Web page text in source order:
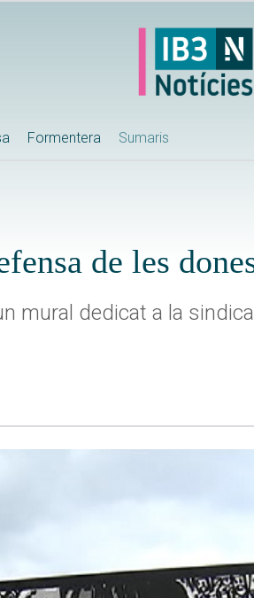
Formentera Sumaris
de les
mural dedicat a la